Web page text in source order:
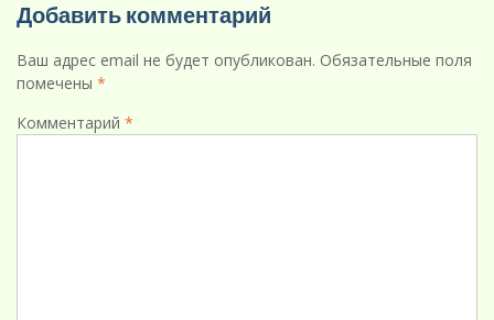
Добавить комментарий
Ваш адрес email не будет опубликован. Обязательные поля
помечены *
Комментарий *